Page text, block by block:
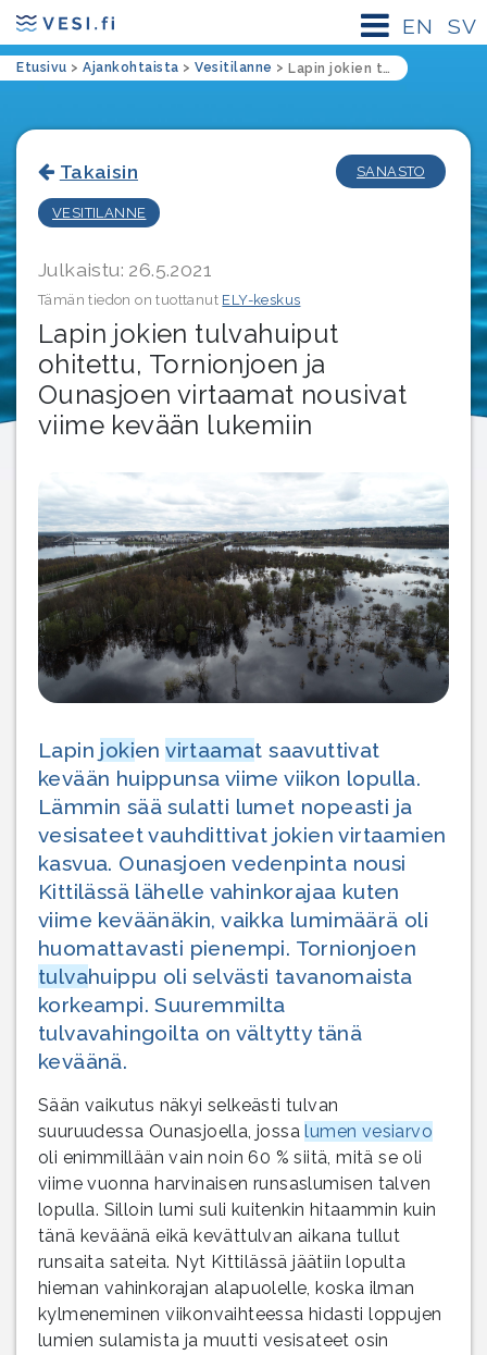
SV
EN
Etusivu > Ajankohtaista > Vesitilanne > Lapin jokien tulvahuiput ohitettu, Tornionjoen ja Ounasjoen virtaamat nousivat viime kevään lukemiin
Takaisin
VESITILANNE
Julkaistu: 26.5.2021
Tämän tiedon on tuottanut ELY-keskus
Lapin jokien tulvahuiput
ohitettu, Tornionjoen ja
Ounasjoen virtaamat nousivat
viime kevään lukemiin
Lapin jokienvirtaamat saavuttivat
kevään huippunsa viime viikon lopulla.
Lämmin sää sulatti lumet nopeasti ja
vesisateet vauhdittivat jokien virtaamien
kasvua. Ounasjoen vedenpinta nousi
Kittilässä lähelle vahinkorajaa kuten
viime keväänäkin, vaikka lumimäärä oli
huomattavasti pienempi. Tornionjoen
tulvahuippu oli selvästi tavanomaista
korkeampi. Suuremmilta
tulvavahingoilta on vältytty tänä
keväänä.
Sään vaikutus näkyi selkeästi tulvan
suuruudessa Ounasjoella, jossalumen vesiarvo
oli enimmillään vain noin 60 % siitä, mitä se oli
viime vuonna harvinaisen runsaslumisen talven
lopulla. Silloin lumi suli kuitenkin hitaammin kuin
tänä keväänä eikä kevättulvan aikana tullut
runsaita sateita. Nyt Kittilässä jäätiin lopulta
hieman vahinkorajan alapuolelle, koska ilman
kylmeneminen viikonvaihteessa hidasti loppujen
lumien sulamista ja muutti vesisateet osin
SANASTO